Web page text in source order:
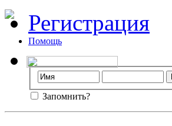
Регистрация
Помощь
Запомнить?